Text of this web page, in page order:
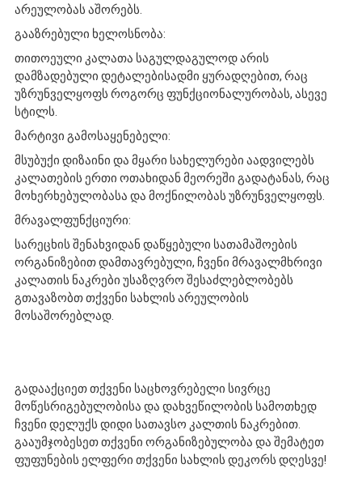
არეულობას აშორებს.
გააზრებული ხელოსნობა:
თითოეული კალათა საგულდაგულოდ არის
დამზადებული დეტალებისადმი ყურადღებით, რაც
უზრუნველყოფს როგორც ფუნქციონალურობას, ასევე
სტილს.
მარტივი გამოსაყენებელი:
მსუბუქი დიზაინი და მყარი სახელურები აადვილებს
კალათების ერთი ოთახიდან მეორეში გადატანას, რაც
მოხერხებულობასა და მოქნილობას უზრუნველყოფს.
მრავალფუნქციური:
სარეცხის შენახვიდან დაწყებული სათამაშოების
ორგანიზებით დამთავრებული, ჩვენი მრავალმხრივი
კალათის ნაკრები უსაზღვრო შესაძლებლობებს
გთავაზობთ თქვენი სახლის არეულობის
მოსაშორებლად.
გადააქციეთ თქვენი საცხოვრებელი სივრცე
მოწესრიგებულობისა და დახვეწილობის სამოთხედ
ჩვენი დელუქს დიდი სათავსო კალთის ნაკრებით.
გააუმჯობესეთ თქვენი ორგანიზებულობა და შემატეთ
ფუფუნების ელფერი თქვენი სახლის დეკორს დღესვე!